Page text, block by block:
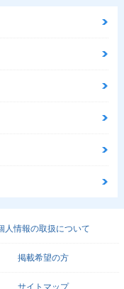
人情報の取扱について
掲載希望の方